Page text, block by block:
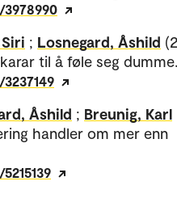
3978990
; Losnegard, Åshild
til å føle seg dumme.
Åshild ; Breunig, Karl
handler om mer enn